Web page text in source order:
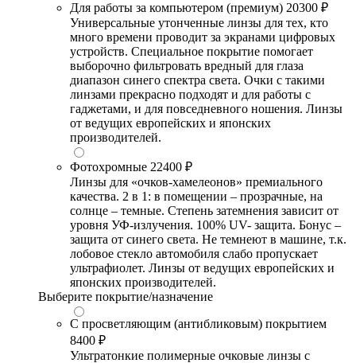
Для работы за компьютером (премиум) 20300 ₽
Универсальные утонченные линзы для тех, кто
много времени проводит за экранами цифровых
устройств. Специальное покрытие помогает
выборочно фильтровать вредный для глаза
диапазон синего спектра света. Очки с такими
линзами прекрасно подходят и для работы с
гаджетами, и для повседневного ношения. Линзы
от ведущих европейских и японских
производителей.
Фотохромные 22400 ₽
Линзы для «очков-хамелеонов» премиального
качества. 2 в 1: в помещении – прозрачные, на
солнце – темные. Степень затемнения зависит от
уровня УФ-излучения. 100% UV- защита. Бонус –
защита от синего света. Не темнеют в машине, т.к.
лобовое стекло автомобиля слабо пропускает
ультрафиолет. Линзы от ведущих европейских и
японских производителей.
Выберите покрытие/назначение
С просветляющим (антибликовым) покрытием
8400 ₽
Ультратонкие полимерные очковые линзы с